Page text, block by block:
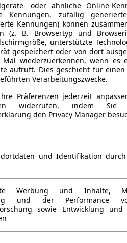
4WD Uniq❗SOFORT
km/Jahr:5.000Elektro307 PS
CO2* · CO2-Klasse A
oder ähnliche Online-
Kennungen, zufällig
Kennungen) können
(z. B. Browsertyp und
unterstützte
gespeichert oder von dort
wiederzuerkennen, wenn es
aufruft. Dies geschieht für
Verarbeitungszwecke.
Präferenzen jederzeit
widerrufen, indem
den Privacy Manager
und Identifikation
Werbung und Inhalte,
und der Performance
sowie Entwicklung und